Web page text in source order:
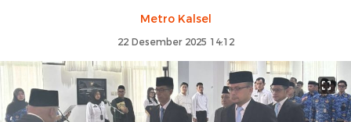
Metro Kalsel
22 Desember 2025 14:12